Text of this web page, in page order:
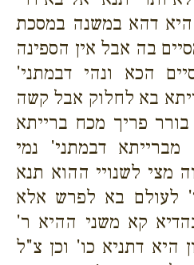
היא דהא במשנה במסכת
בה אבל אין הספינה
הכא ונהי דבמתני'
בא לחלוק אבל קשה
פריך מכח ברייתא
מברייתא דבמתני' נמי
מצי לשנויי ההוא תנא
לעולם בא לפרש אלא
קא משני ההיא ר'
היא דתניא כו' וכן צ"ל